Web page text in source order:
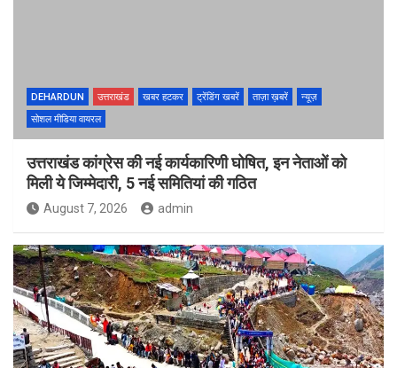
DEHARDUN उत्तराखंड खबर हटकर ट्रेंडिंग खबरें ताज़ा ख़बरें
न्यूज़
सोशल मीडिया वायरल
उत्तराखंड कांग्रेस की नई कार्यकारिणी घोषित, इन नेताओं को
मिली ये जिम्मेदारी, 5 नई समितियां की गठित
August 7, 2026 admin